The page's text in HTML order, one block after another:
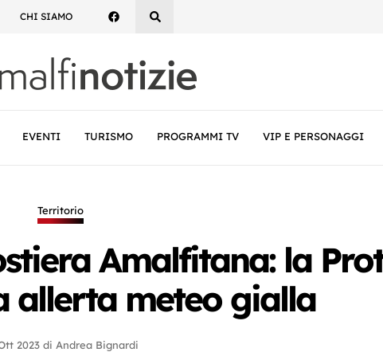
CHI SIAMO
EVENTI TURISMO PROGRAMMI TV VIP E PERSONAGGI
Territorio
Amalfitana: la
allerta meteo gialla
2023 di Andrea Bignardi